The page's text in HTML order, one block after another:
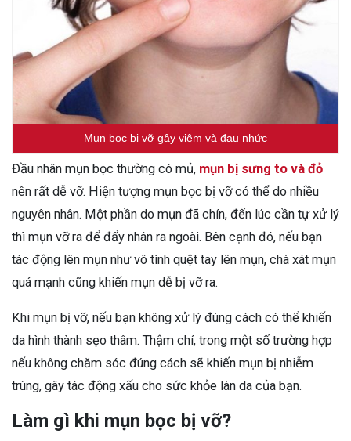
Mụn bọc bị vỡ gây viêm và đau nhức
Đầu nhân mụn bọc thường có mủ, mụn bị sưng to và đỏ
nên rất dễ vỡ. Hiện tượng mụn bọc bị vỡ có thể do nhiều
nguyên nhân. Một phần do mụn đã chín, đến lúc cần tự xử lý
thì mụn vỡ ra để đẩy nhân ra ngoài. Bên cạnh đó, nếu bạn
tác động lên mụn như vô tình quệt tay lên mụn, chà xát mụn
quá mạnh cũng khiến mụn dễ bị vỡ ra.
Khi mụn bị vỡ, nếu bạn không xử lý đúng cách có thể khiến
da hình thành sẹo thâm. Thậm chí, trong một số trường hợp
nếu không chăm sóc đúng cách sẽ khiến mụn bị nhiễm
trùng, gây tác động xấu cho sức khỏe làn da của bạn.
Làm gì khi mụn bọc bị vỡ?